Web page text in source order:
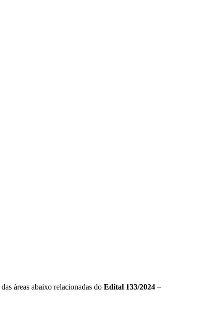
das áreas abaixo relacionadas do Edital 133/2024 –